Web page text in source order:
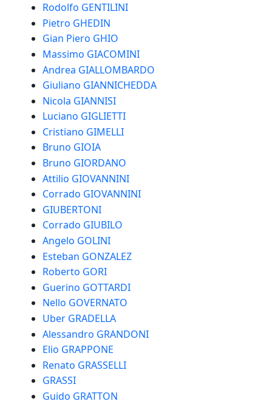
Rodolfo GENTILINI
Pietro GHEDIN
Gian Piero GHIO
Massimo GIACOMINI
Andrea GIALLOMBARDO
Giuliano GIANNICHEDDA
Nicola GIANNISI
Luciano GIGLIETTI
Cristiano GIMELLI
Bruno GIOIA
Bruno GIORDANO
Attilio GIOVANNINI
Corrado GIOVANNINI
GIUBERTONI
Corrado GIUBILO
Angelo GOLINI
Esteban GONZALEZ
Roberto GORI
Guerino GOTTARDI
Nello GOVERNATO
Uber GRADELLA
Alessandro GRANDONI
Elio GRAPPONE
Renato GRASSELLI
GRASSI
Guido GRATTON